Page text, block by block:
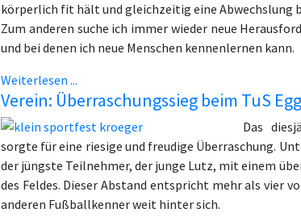
körperlich fit hält und gleichzeitig eine Abwechslung
Zum anderen suche ich immer wieder neue
und bei denen ich neue Menschen kennenlernen kann.
Weiterlesen ...
Verein: Überraschungssieg beim TuS
Das
sorgte für eine riesige und freudige Überraschung.
der jüngste Teilnehmer, der junge Lutz, mit einem
des Feldes. Dieser Abstand entspricht mehr als vier
anderen Fußballkenner weit hinter sich.